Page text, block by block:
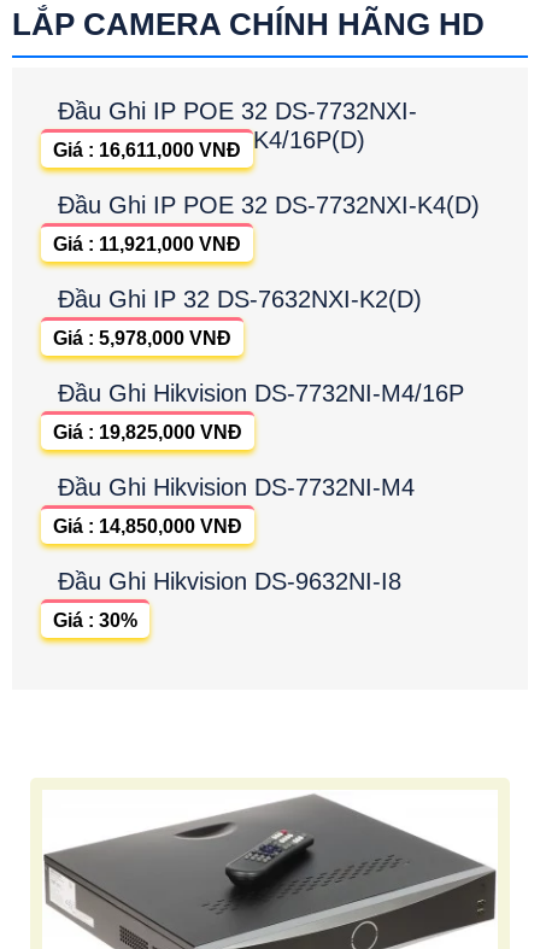
LẮP CAMERA CHÍNH HÃNG HD
Đầu Ghi IP POE 32 DS-7732NXI-
K4/16P(D)
Giá : 16,611,000 VNĐ
Đầu Ghi IP POE 32 DS-7732NXI-K4(D)
Giá : 11,921,000 VNĐ
Đầu Ghi IP 32 DS-7632NXI-K2(D)
Giá : 5,978,000 VNĐ
Đầu Ghi Hikvision DS-7732NI-M4/16P
Giá : 19,825,000 VNĐ
Đầu Ghi Hikvision DS-7732NI-M4
Giá : 14,850,000 VNĐ
Đầu Ghi Hikvision DS-9632NI-I8
Giá : 30%